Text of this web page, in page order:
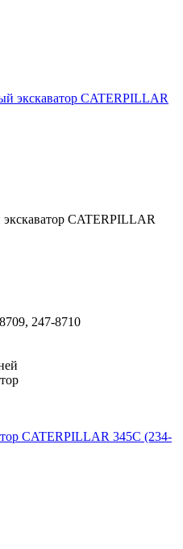
CATERPILLAR
247-8710